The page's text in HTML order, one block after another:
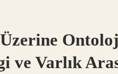
ve Varlık